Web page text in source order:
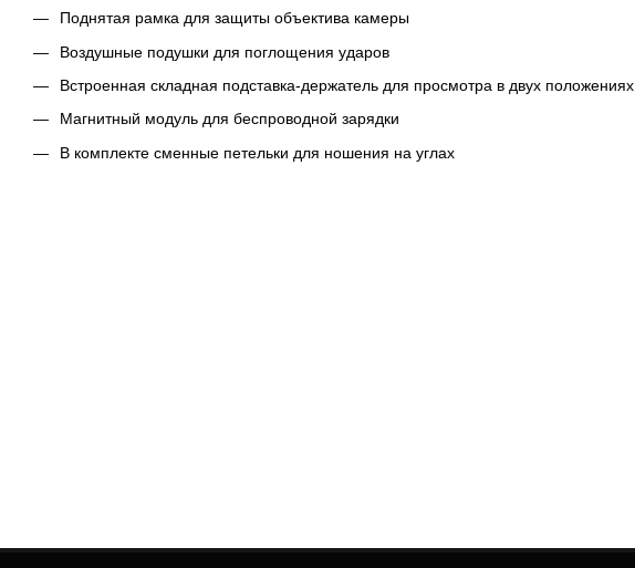
Поднятая рамка для защиты объектива камеры
Воздушные подушки для поглощения ударов
Встроенная складная подставка-держатель для просмотра в двух положениях
Магнитный модуль для беспроводной зарядки
В комплекте сменные петельки для ношения на углах